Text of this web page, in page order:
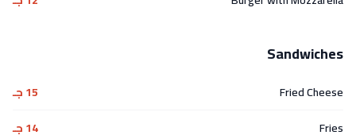
Sandwiches
Fried Cheese
15 جـ
Fries
14 جـ